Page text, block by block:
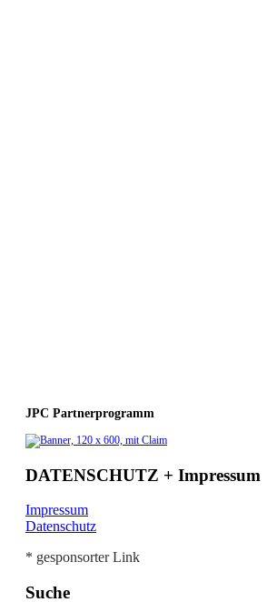
JPC Partnerprogramm
DATENSCHUTZ + Impressum
Impressum
Datenschutz
* gesponsorter Link
Suche